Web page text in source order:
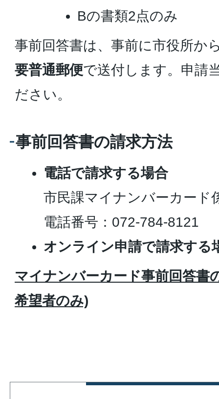
Bの書類2点のみ
事前回答書は、事前に市役所か
要普通郵便で送付します。申請
ださい。
事前回答書の請求方法
電話で請求する場合
市民課マイナンバーカード
電話番号：072-784-8121
オンライン申請で請求する
マイナンバーカード事前回答書
希望者のみ)